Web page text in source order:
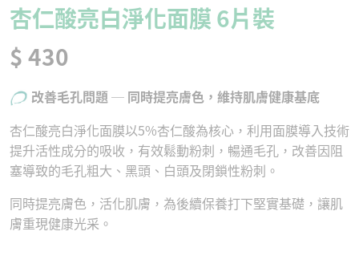
杏仁酸亮白淨化面膜 6片裝
$ 430
改善毛孔問題 ─ 同時提亮膚色，維持肌膚健康基底
杏仁酸亮白淨化面膜以5%杏仁酸為核心，利用面膜導入技術
提升活性成分的吸收，有效鬆動粉刺，暢通毛孔，改善因阻
塞導致的毛孔粗大、黑頭、白頭及閉鎖性粉刺。
同時提亮膚色，活化肌膚，為後續保養打下堅實基礎，讓肌
膚重現健康光采。